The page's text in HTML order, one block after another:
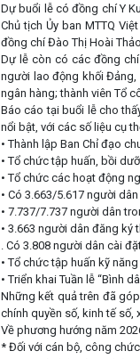
Dự buổi lễ có đồng chí Y
Chủ tịch Ủy ban MTTQ
đồng chí Đào Thị Hoài
Dự lễ còn có các đồng chí
người lao động khối Đảng,
ngân hàng; thành viên Tổ
Báo cáo tại buổi lễ cho
nổi bật, với các số liệu cụ
• Thành lập Ban Chỉ đạo
• Tổ chức tập huấn, bồi
• Tổ chức các hoạt động
• Có 3.663/5.617 người
• 7.737/7.737 người dân
• 3.663 người dân đăng ký
. Có 3.808 người dân cài
• Tổ chức tập huấn kỹ
• Triển khai Tuần lễ “Bình
Những kết quả trên đã
chính quyền số, kinh tế số,
Về phương hướng năm
* Đối với cán bộ, công